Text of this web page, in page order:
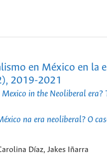
en México en la
2019-2021
in the Neoliberal
na era neoliberal? O
Díaz, Jakes Iñarra